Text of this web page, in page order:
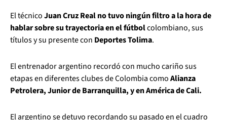
El técnicoJuan Cruz Real no tuvo ningún filtro a la hora de
hablar sobre su trayectoria en el fútbolcolombiano, sus
títulos y su presente con Deportes Tolima.
El entrenador argentino recordó con mucho cariño sus
etapas en diferentes clubes de Colombia comoAlianza
Petrolera, Junior de Barranquilla, y en América de Cali.
El argentino se detuvo recordando su pasado en el cuadro